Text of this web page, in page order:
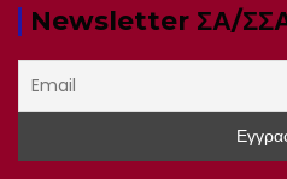
Newsletter ΣΑ/